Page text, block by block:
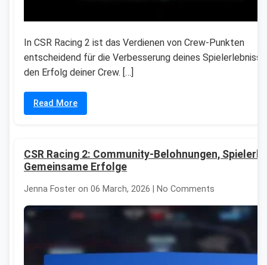
In CSR Racing 2 ist das Verdienen von Crew-Punkten
entscheidend für die Verbesserung deines
den Erfolg deiner Crew. […]
Read More
CSR Racing 2: Community-Belohnungen,
Gemeinsame Erfolge
Jenna Foster on 06 March, 2026 | No Comments